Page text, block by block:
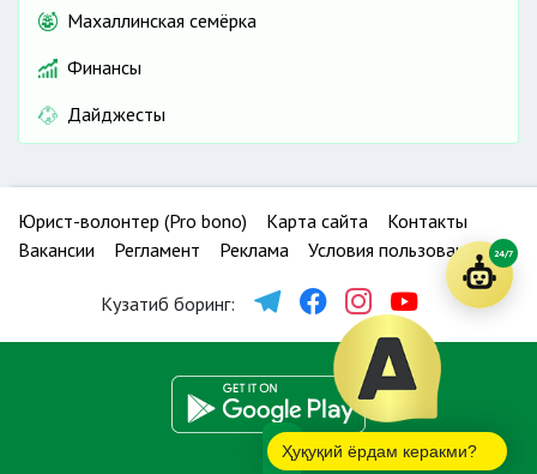
Махаллинская семёрка
Финансы
Дайджесты
Юрист-волонтер (Pro bono) Карта сайта
Контакты
Вакансии
Регламент Реклама Условия пользования
Кузатиб боринг:
Ҳуқуқий ёрдам керакми?
24/7